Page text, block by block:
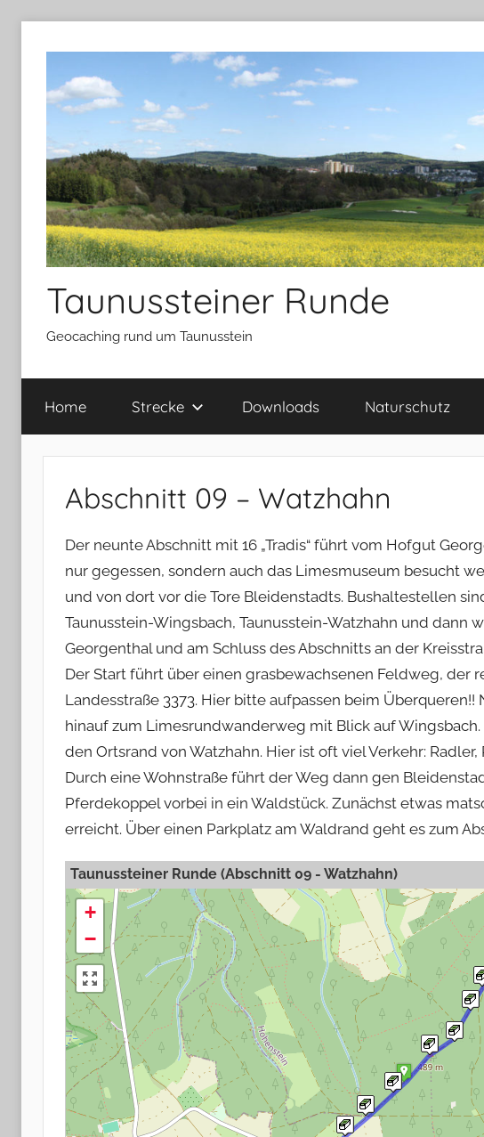
springen
Taunussteiner Runde
Geocaching rund um Taunusstein
Home Strecke Downloads Naturschutz
Abschnitt 09 – Watzhahn
Der neunte Abschnitt mit 16 „Tradis“ führt vom Hofgut
nur gegessen, sondern auch das Limesmuseum besucht
und von dort vor die Tore Bleidenstadts. Bushaltestellen
Taunusstein-Wingsbach, Taunusstein-Watzhahn und dann
Georgenthal und am Schluss des Abschnitts an der
Der Start führt über einen grasbewachsenen Feldweg, der
Landesstraße 3373. Hier bitte aufpassen beim
hinauf zum Limesrundwanderweg mit Blick auf
den Ortsrand von Watzhahn. Hier ist oft viel Verkehr:
Durch eine Wohnstraße führt der Weg dann gen
Pferdekoppel vorbei in ein Waldstück. Zunächst etwas
erreicht. Über einen Parkplatz am Waldrand geht es zum
Taunussteiner Runde (Abschnitt 09 - Watzhahn)
+
−